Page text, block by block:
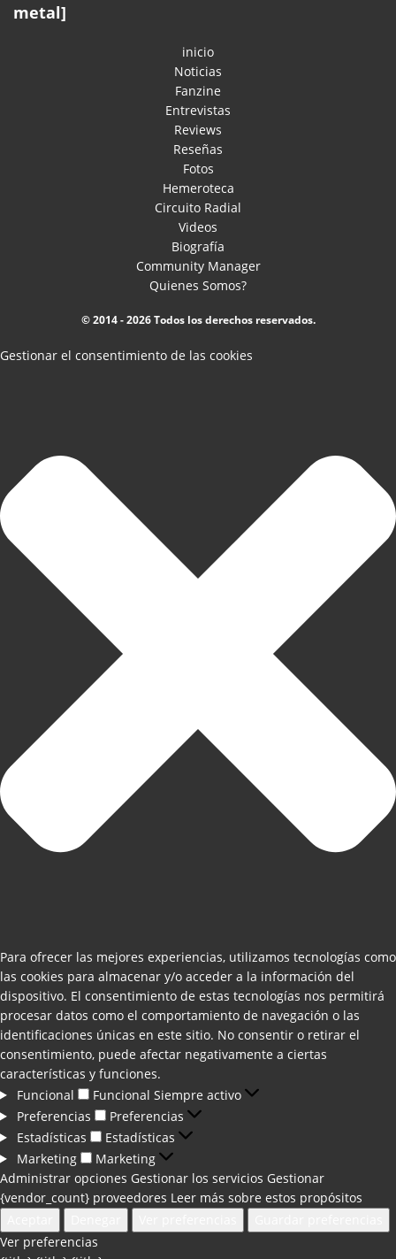
metal]
inicio
Noticias
Fanzine
Entrevistas
Reviews
Reseñas
Fotos
Hemeroteca
Circuito Radial
Videos
Biografía
Community Manager
Quienes Somos?
© 2014 - 2026 Todos los derechos reservados.
Gestionar el consentimiento de las cookies
Para ofrecer las mejores experiencias, utilizamos tecnologías como
las cookies para almacenar y/o acceder a la información del
dispositivo. El consentimiento de estas tecnologías nos permitirá
procesar datos como el comportamiento de navegación o las
identificaciones únicas en este sitio. No consentir o retirar el
consentimiento, puede afectar negativamente a ciertas
características y funciones.
Funcional
Funcional Siempre activo
Preferencias
Preferencias
Estadísticas
Estadísticas
Marketing
Marketing
Administrar opciones Gestionar los servicios Gestionar
{vendor_count} proveedores Leer más sobre estos propósitos
Ver preferencias